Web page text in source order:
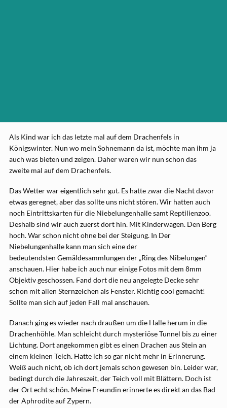
Als Kind war ich das letzte mal auf dem Drachenfels in
Königswinter. Nun wo mein Sohnemann da ist, möchte man ihm ja
auch was bieten und zeigen. Daher waren wir nun schon das
zweite mal auf dem Drachenfels.
Das Wetter war eigentlich sehr gut. Es hatte zwar die Nacht davor
etwas geregnet, aber das sollte uns nicht stören. Wir hatten auch
noch Eintrittskarten für die Niebelungenhalle samt Reptilienzoo.
Deshalb sind wir auch zuerst dort hin. Mit Kinderwagen. Den Berg
hoch. War schon nicht ohne bei der Steigung. In Der
Niebelungenhalle kann man sich eine der
bedeutendsten Gemäldesammlungen der „Ring des Nibelungen“
anschauen. Hier habe ich auch nur einige Fotos mit dem 8mm
Objektiv geschossen. Fand dort die neu angelegte Decke sehr
schön mit allen Sternzeichen als Fenster. Richtig cool gemacht!
Sollte man sich auf jeden Fall mal anschauen.
Danach ging es wieder nach draußen um die Halle herum in die
Drachenhöhle. Man schleicht durch mysteriöse Tunnel bis zu einer
Lichtung. Dort angekommen gibt es einen Drachen aus Stein an
einem kleinen Teich. Hatte ich so gar nicht mehr in Erinnerung.
Weiß auch nicht, ob ich dort jemals schon gewesen bin. Leider war,
bedingt durch die Jahreszeit, der Teich voll mit Blättern. Doch ist
der Ort echt schön. Meine Freundin erinnerte es direkt an das Bad
der Aphrodite auf Zypern.